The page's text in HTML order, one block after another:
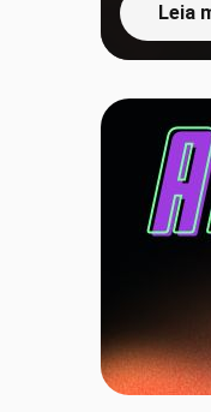
Leia